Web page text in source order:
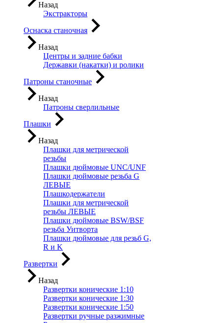
Назад
Экстракторы
Оснаска станочная
Назад
Центры и задние бабки
Державки (накатки) и ролики
Патроны станочные
Назад
Патроны сверлильные
Плашки
Назад
Плашки для метрической
резьбы
Плашки дюймовые UNC/UNF
Плашки дюймовые резьба G
ЛЕВЫЕ
Плашкодержатели
Плашки для метрической
резьбы ЛЕВЫЕ
Плашки дюймовые BSW/BSF
резьба Уитворта
Плашки дюймовые для резьб G,
R и K
Развертки
Назад
Развертки конические 1:10
Развертки конические 1:30
Развертки конические 1:50
Развертки ручные разжимные